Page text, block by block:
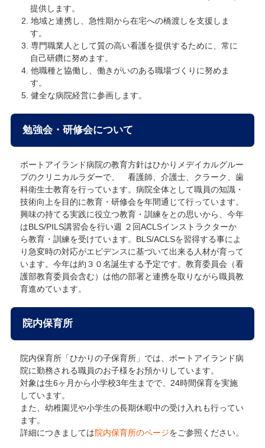
提供します。
地域と連携し、急性期から在宅への橋渡しを支援しま
す。
専門職業人として質の高い看護を提供するために、常に
自己研鑽に努めます。
他職種と協働し、働きがいのある職場づくりに努めま
す。
健全な病院経営に参画します。
勉強会・研修会について
ポートアイランド病院の教育方針はひかりメデイカルグルー
プのクリニカルラダーで、 看護師、介護士、クラーク、歯
科衛生士教育を行っています。病院全体として職員の知識・
技術向上を目的に教育・研修会を年間通じて行っています。
興味の持てる実践に役立つ教育・訓練をとの思いから、今年
はBLS/PILS講習会を行い週 ２回ACLSインストラクターか
ら教育・訓練を受けています。BLS/ACLSを習得する事によ
り急変時の対応がエビデンスに基づいて出来る人材が育って
います。今年は約３０名誕生する予定です。教育委員会（看
護部教育委員会含む）は他の部署と連携を取りながら職員教
育進めています。
院内保育所
院内保育所「ひかりの子保育所」では、ポートアイランド病
院に勤務される職員のお子様をお預かりしています。
対象は生6ヶ月から小学校3年生までで、24時間保育を実施
しています。
また、幼稚園児や小学生の長期休暇中の受け入れも行ってい
ます。
詳細につきましては院内保育所のページをご参照ください。